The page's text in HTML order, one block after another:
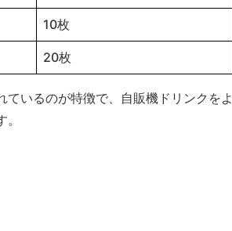
10枚
20枚
いるのが特徴で、自販機ドリンクをよ